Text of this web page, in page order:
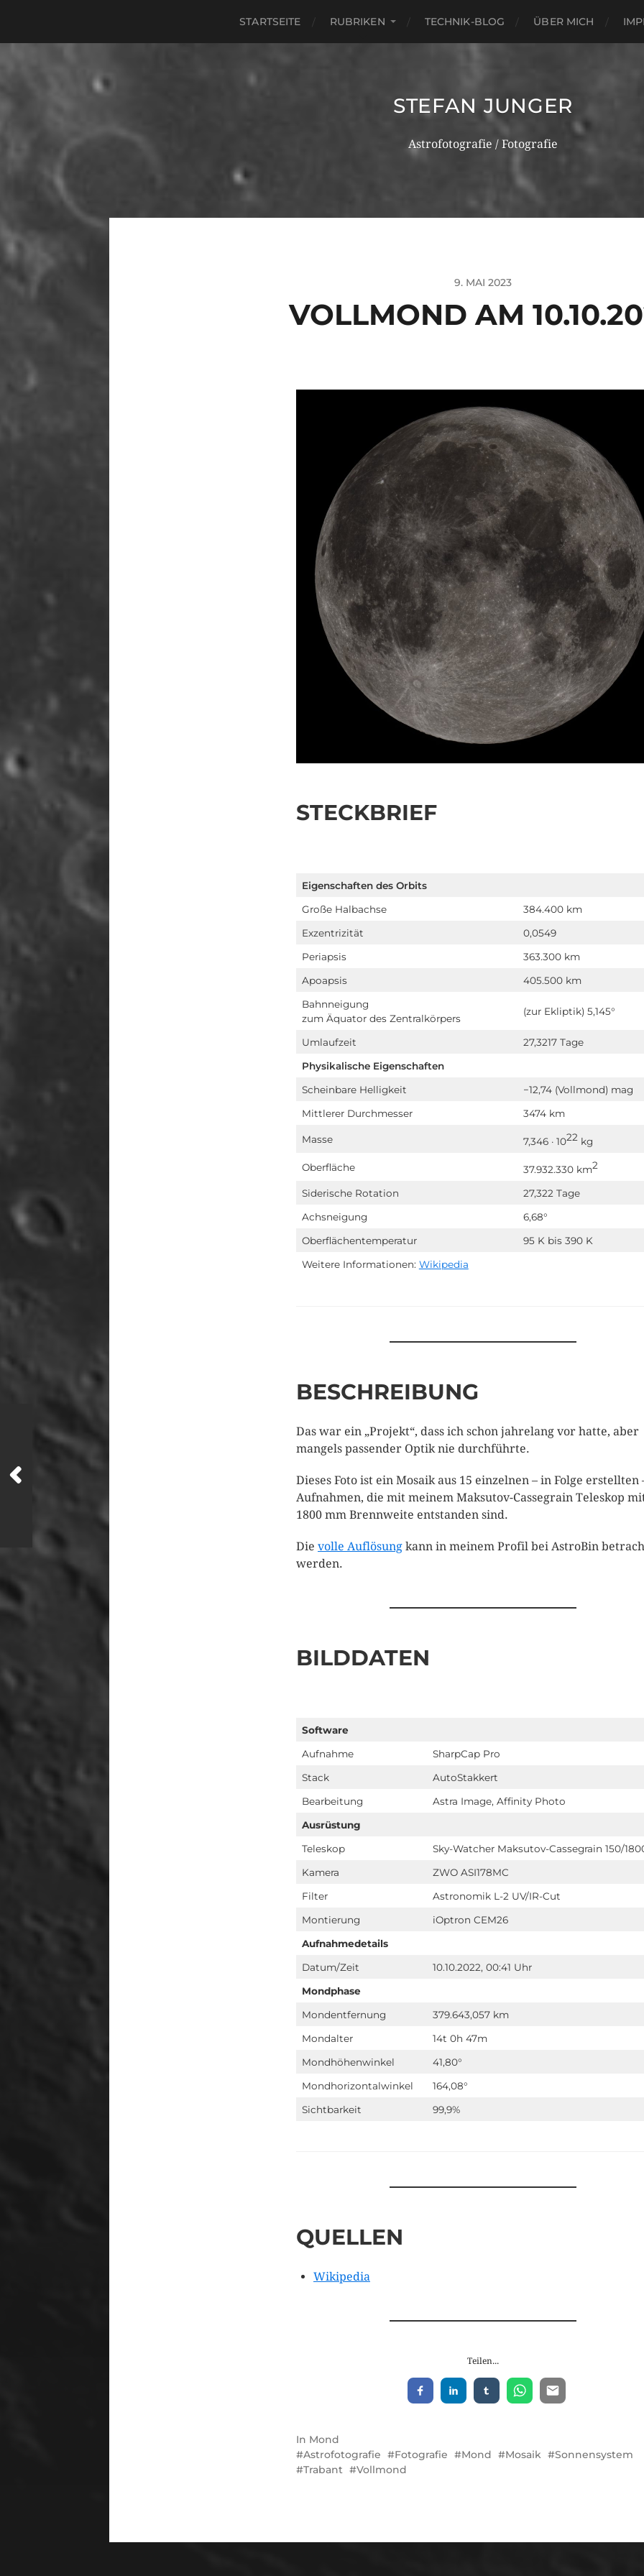
STARTSEITE RUBRIKEN TECHNIK-BLOG ÜBER MICH
STEFAN JUNGER
Astrofotografie / Fotografie
9. MAI 2023
VOLLMOND AM
STECKBRIEF
Eigenschaften des Orbits
Große Halbachse 384.400 km
Exzentrizität 0,0549
Periapsis 363.300 km
Apoapsis 405.500 km
Bahnneigung
zum Äquator des Zentralkörpers
(zur Ekliptik) 5,145°
Umlaufzeit 27,3217 Tage
Physikalische Eigenschaften
Scheinbare Helligkeit −12,74 (Vollmond) mag
Mittlerer Durchmesser 3474 km
Masse 7,346 · 1022kg
Oberfläche 37.932.330 km2
Siderische Rotation 27,322 Tage
Achsneigung 6,68°
Oberflächentemperatur 95 K bis 390 K
Weitere Informationen: Wikipedia
BESCHREIBUNG
Das war ein „Projekt“, dass ich schon jahrelang vor hatte, aber
mangels passender Optik nie durchführte.
Dieses Foto ist ein Mosaik aus 15 einzelnen – in Folge erstellten
Aufnahmen, die mit meinem Maksutov-Cassegrain Teleskop
1800 mm Brennweite entstanden sind.
Die volle Auflösung kann in meinem Profil bei AstroBin
werden.
BILDDATEN
Software
Aufnahme SharpCap Pro
Stack AutoStakkert
Bearbeitung Astra Image, Affinity Photo
Ausrüstung
Teleskop Sky-Watcher Maksutov-Cassegrain 150/
Kamera ZWO ASI178MC
Filter Astronomik L-2 UV/IR-Cut
Montierung iOptron CEM26
Aufnahmedetails
Datum/Zeit 10.10.2022, 00:41 Uhr
Mondphase
Mondentfernung 379.643,057 km
Mondalter 14t 0h 47m
Mondhöhenwinkel 41,80°
Mondhorizontalwinkel 164,08°
Sichtbarkeit 99,9%
QUELLEN
Wikipedia
Teilen...
In Mond
Astrofotografie
Fotografie Mond Mosaik
Sonnensystem
Trabant
Vollmond